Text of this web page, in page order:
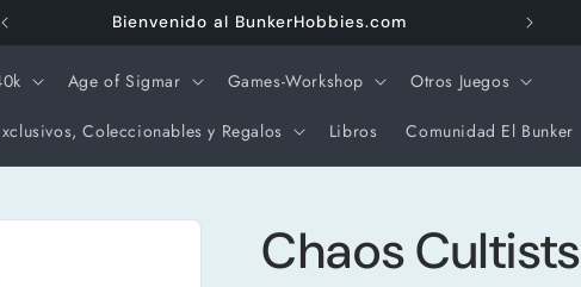
Envios Gratis a partir de $3000 pesos
Age of Sigmar Games-Workshop Otros Juegos
Coleccionables y Regalos Libros Comunidad El Bunker
Chaos Cultists